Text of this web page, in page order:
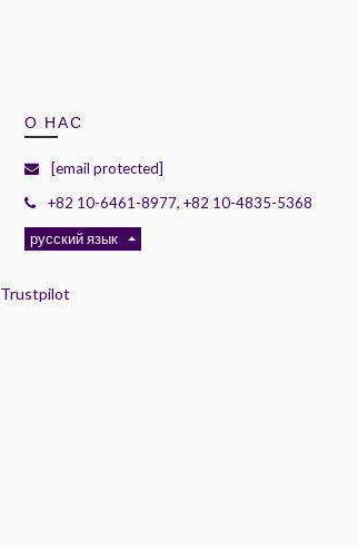
О НАС
[email protected]
+82 10-6461-8977, +82 10-4835-5368
русский язык
Trustpilot